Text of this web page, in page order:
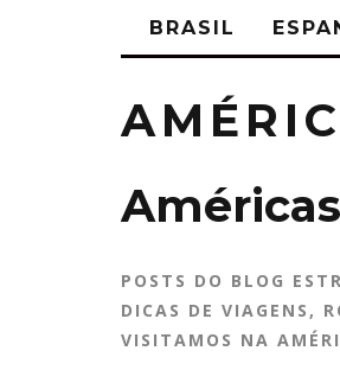
BRASIL
Américas
POSTS DO BLOG
DICAS DE VIAGENS,
VISITAMOS NA